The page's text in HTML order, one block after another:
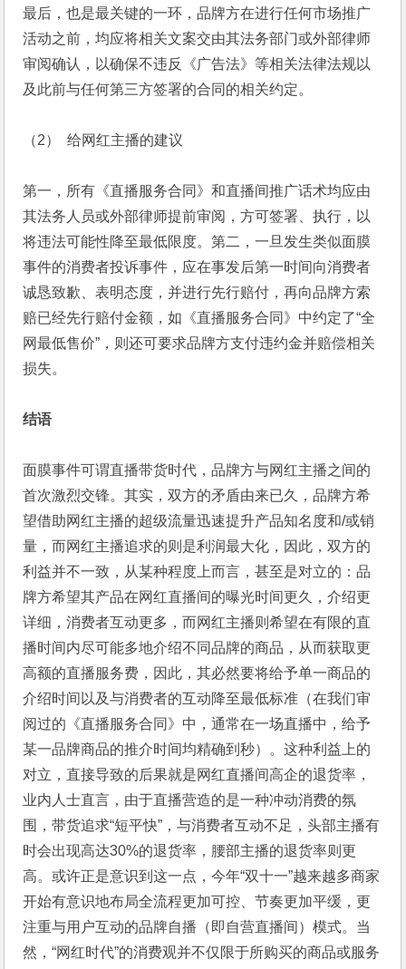
最后，也是最关键的一环，品牌方在进行任何市场推广
活动之前，均应将相关文案交由其法务部门或外部律师
审阅确认，以确保不违反《广告法》等相关法律法规以
及此前与任何第三方签署的合同的相关约定。
（2） 给网红主播的建议
第一，所有《直播服务合同》和直播间推广话术均应由
其法务人员或外部律师提前审阅，方可签署、执行，以
将违法可能性降至最低限度。第二，一旦发生类似面膜
事件的消费者投诉事件，应在事发后第一时间向消费者
诚恳致歉、表明态度，并进行先行赔付，再向品牌方索
赔已经先行赔付金额，如《直播服务合同》中约定了“全
网最低售价”，则还可要求品牌方支付违约金并赔偿相关
损失。
结语
面膜事件可谓直播带货时代，品牌方与网红主播之间的
首次激烈交锋。其实，双方的矛盾由来已久，品牌方希
望借助网红主播的超级流量迅速提升产品知名度和/或销
量，而网红主播追求的则是利润最大化，因此，双方的
利益并不一致，从某种程度上而言，甚至是对立的：品
牌方希望其产品在网红直播间的曝光时间更久，介绍更
详细，消费者互动更多，而网红主播则希望在有限的直
播时间内尽可能多地介绍不同品牌的商品，从而获取更
高额的直播服务费，因此，其必然要将给予单一商品的
介绍时间以及与消费者的互动降至最低标准（在我们审
阅过的《直播服务合同》中，通常在一场直播中，给予
某一品牌商品的推介时间均精确到秒）。这种利益上的
对立，直接导致的后果就是网红直播间高企的退货率，
业内人士直言，由于直播营造的是一种冲动消费的氛
围，带货追求“短平快”，与消费者互动不足，头部主播有
时会出现高达30%的退货率，腰部主播的退货率则更
高。或许正是意识到这一点，今年“双十一”越来越多商家
开始有意识地布局全流程更加可控、节奏更加平缓，更
注重与用户互动的品牌自播（即自营直播间）模式。当
然，“网红时代”的消费观并不仅限于所购买的商品或服务